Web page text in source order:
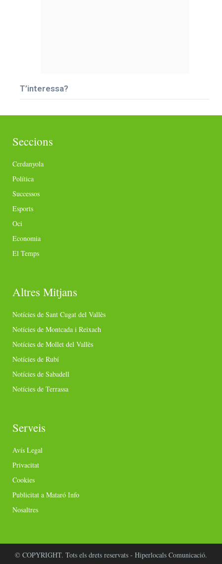
T’interessa?
Seccions
Cerdanyola
Política
Successos
Esports
Oci
Economia
El Temps
Altres Mitjans
Notícies de Sant Cugat del Vallès
Notícies de Montcada i Reixach
Notícies de Mollet del Vallès
Notícies de Rubí
Notícies de Sabadell
Notícies de Terrassa
Serveis
Avís Legal
Privacitat
Cookies
Publicitat a Mataró Info
Nosaltres
© COPYRIGHT. Tots els drets reservats - Hiperlocals Comunicació.